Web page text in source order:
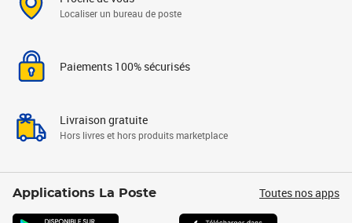
Localiser un bureau de poste
Paiements 100% sécurisés
Livraison gratuite
Hors livres et hors produits marketplace
Applications La Poste Toutes nos apps